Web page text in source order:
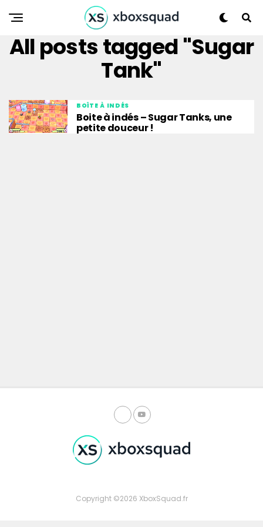
All posts tagged "Sugar
Tank"
BOÎTE À INDÉS
Boite à indés – Sugar Tanks, une
petite douceur !
Copyright ©2026 XboxSquad.fr